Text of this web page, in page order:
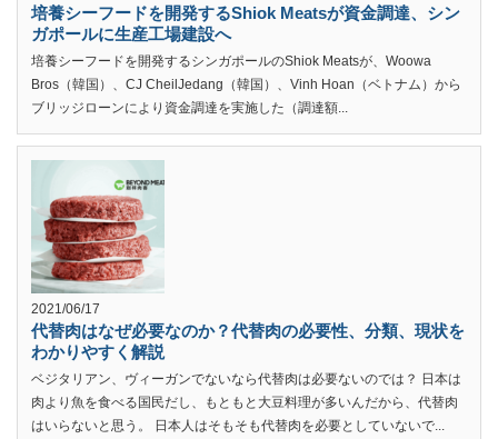
培養シーフードを開発するShiok Meatsが資金調達、シン
ガポールに生産工場建設へ
培養シーフードを開発するシンガポールのShiok Meatsが、Woowa
Bros（韓国）、CJ CheilJedang（韓国）、Vinh Hoan（ベトナム）から
ブリッジローンにより資金調達を実施した（調達額...
2021/06/17
代替肉はなぜ必要なのか？代替肉の必要性、分類、現状を
わかりやすく解説
ベジタリアン、ヴィーガンでないなら代替肉は必要ないのでは？ 日本は
肉より魚を食べる国民だし、もともと大豆料理が多いんだから、代替肉
はいらないと思う。 日本人はそもそも代替肉を必要としていないで...